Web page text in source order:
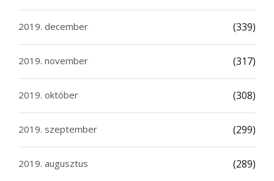
2019. december (339)
2019. november (317)
2019. október (308)
2019. szeptember (299)
2019. augusztus (289)